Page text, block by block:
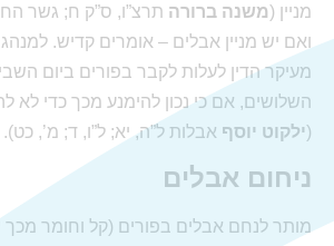
מניין (משנה ברורה תרצ”ו, ס”ק ח; גשר
ואם יש מניין אבלים – אומרים קדיש.
מעיקר הדין לעלות לקבר בפורים ביום
השלושים, אם כי נכון להימנע מכך כדי לא
(ילקוט יוסף אבלות ל”ה, יא; ל”ו, ד; מ’, כט).
ניחום אבלים
מותר לנחם אבלים בפורים (קל וחומר